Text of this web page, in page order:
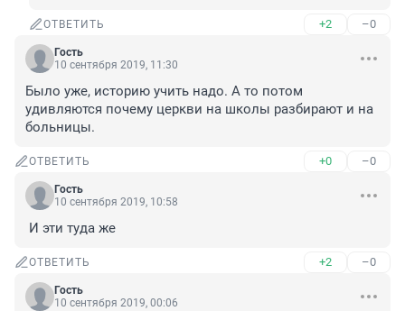
ОТВЕТИТЬ +2 –0
Гость
10 сентября 2019, 11:30
Было уже, историю учить надо. А то потом
удивляются почему церкви на школы разбирают и на
больницы.
ОТВЕТИТЬ +0 –0
Гость
10 сентября 2019, 10:58
И эти туда же
ОТВЕТИТЬ +2 –0
Гость
10 сентября 2019, 00:06